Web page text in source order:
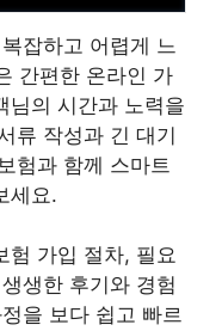
잡하고 어렵게 느
간편한 온라인 가
님의 시간과 노력을
류 작성과 긴 대기
험과 함께 스마트
세요.
험 가입 절차, 필요
생한 후기와 경험
을 보다 쉽고 빠르